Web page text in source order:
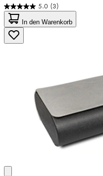
5.0 (3)
5.0
von
5
Sternen.
3
In den Warenkorb